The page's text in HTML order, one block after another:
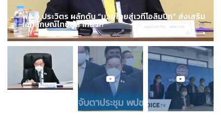
พล.อ.ประวิตร ผลักดัน “มวยไทยสู่เวทีโอลิมปิก” ส่งเสริม
เอกลักษณ์ไทยสู่สากล !!!